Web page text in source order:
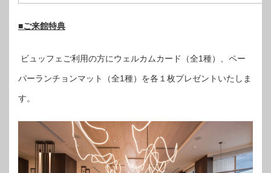
■ご来館特典
ビュッフェご利用の方にウェルカムカード（全1種）、ペー
パーランチョンマット（全1種）を各１枚プレゼントいたしま
す。